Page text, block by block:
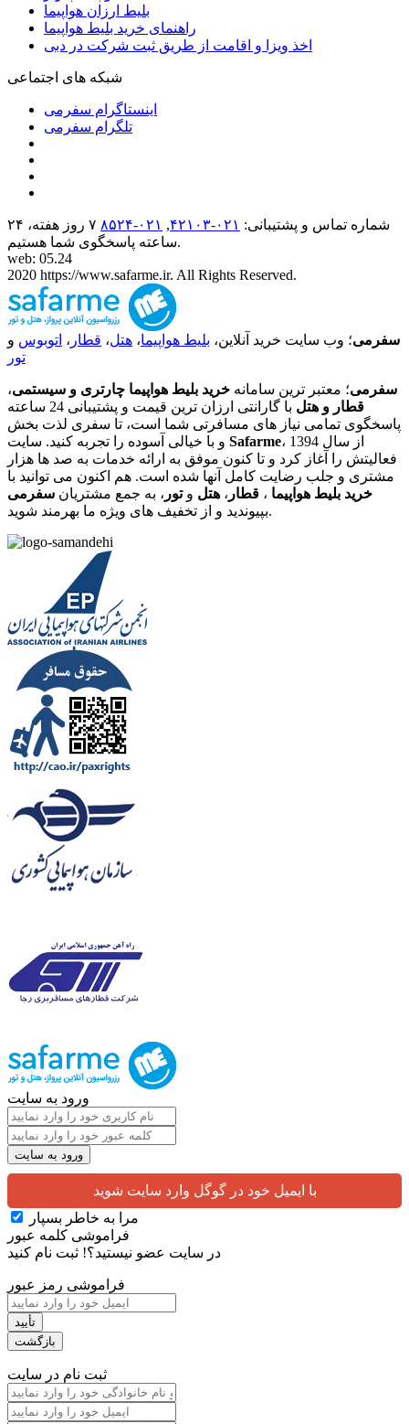
بلیط ارزان هواپیما
راهنمای خرید بلیط هواپیما
اخذ ویزا و اقامت از طریق ثبت شرکت در دبی
شبکه های اجتماعی
اینستاگرام سفرمی
تلگرام سفرمی
شماره تماس و پشتیبانی: ۰۲۱-۴٢١٠٣ , ۰۲۱-۸۵۲۴
۷ روز هفته، ۲۴
ساعته پاسخگوی شما هستیم.
web: 05.24
2020 https://www.safarme.ir. All Rights Reserved.
سفرمی؛ وب سایت خرید آنلاین، بلیط هواپیما، هتل، قطار ، اتوبوس و
تور
سفرمی؛ معتبر ترین سامانه خرید بلیط هواپیما چارتری و سیستمی،
قطار و هتل
با گارانتی ارزان ترین قیمت و پشتیبانی 24 ساعته
پاسخگوی تمامی نیاز های مسافرتی شما است، تا سفری لذت بخش
Safarme، از سال 1394
فعالیتش را آغاز کرد و تا کنون موفق به ارائه خدمات به صد ها هزار
مشتری و جلب رضایت کامل آنها شده است. هم اکنون می توانید با
خرید بلیط هواپیما ، قطار ، هتل وتور ، به جمع مشتریان سفرمی
بپیوندید و از تخفیف های ویژه ما بهرمند شوید.
ورود به سایت
با ایمیل خود در گوگل وارد سایت شوید
مرا به خاطر بسپار
فراموشی کلمه عبور
در سایت عضو نیستید؟! ثبت نام کنید
فراموشی رمز عبور
ثبت نام در سایت